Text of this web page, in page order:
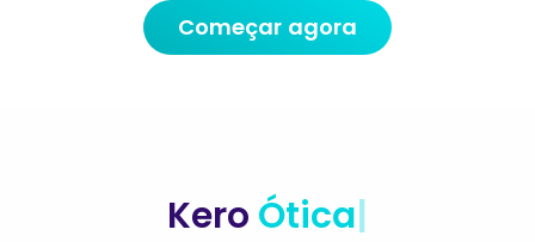
Começar agora
Kero Ótica|